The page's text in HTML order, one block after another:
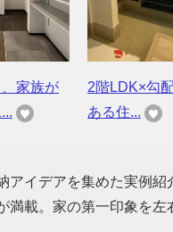
家族が
2階LDK×勾
ある住...
アイデアを集めた実例
満載。家の第一印象を